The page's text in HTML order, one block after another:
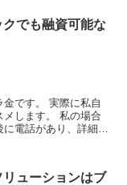
でも融資可能な
です。 実際に私自
メします。 私の場合
電話があり、詳細を
ューションはブ